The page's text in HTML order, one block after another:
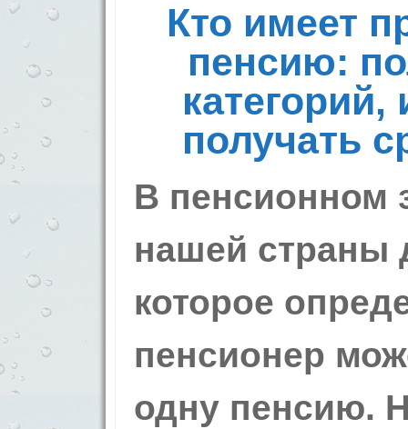
Кто имеет
пенсию:
получать
В пенсионном
нашей страны
которое
пенсионер
одну пенсию.